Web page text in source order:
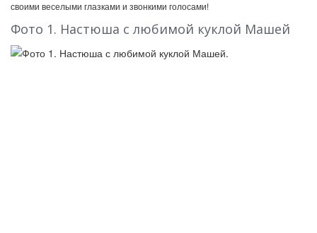
своими веселыми глазками и звонкими голосами!
Фото 1. Настюша с любимой куклой Машей